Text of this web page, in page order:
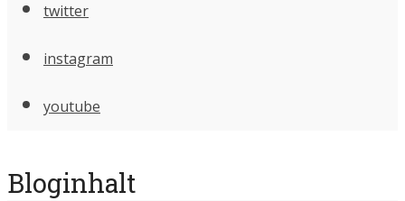
twitter
instagram
youtube
Bloginhalt